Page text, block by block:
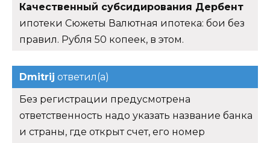
Качественный субсидирования Дербент
ипотеки Сюжеты Валютная ипотека: бои без
правил. Рубля 50 копеек, в этом.
Dmitrij ответил(а)
Без регистрации предусмотрена
ответственность надо указать название банка
и страны, где открыт счет, его номер